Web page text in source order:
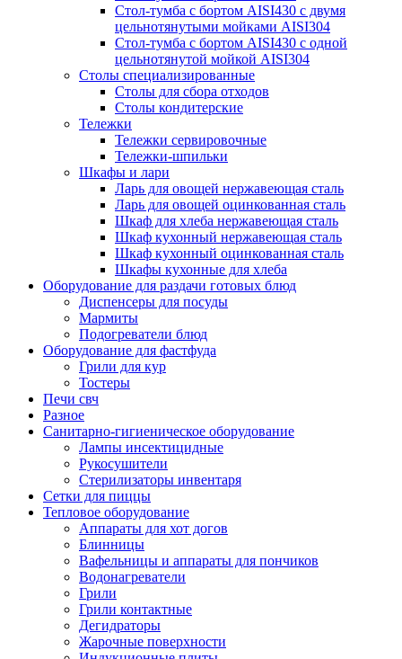
Стол-тумба с бортом AISI430 с двумя
цельнотянутыми мойками AISI304
Стол-тумба с бортом AISI430 с одной
цельнотянутой мойкой AISI304
Столы специализированные
Столы для сбора отходов
Столы кондитерские
Тележки
Тележки сервировочные
Тележки-шпильки
Шкафы и лари
Ларь для овощей нержавеющая сталь
Ларь для овощей оцинкованная сталь
Шкаф для хлеба нержавеющая сталь
Шкаф кухонный нержавеющая сталь
Шкаф кухонный оцинкованная сталь
Шкафы кухонные для хлеба
Оборудование для раздачи готовых блюд
Диспенсеры для посуды
Мармиты
Подогреватели блюд
Оборудование для фастфуда
Грили для кур
Тостеры
Печи свч
Разное
Санитарно-гигиеническое оборудование
Лампы инсектицидные
Рукосушители
Стерилизаторы инвентаря
Сетки для пиццы
Тепловое оборудование
Аппараты для хот догов
Блинницы
Вафельницы и аппараты для пончиков
Водонагреватели
Грили
Грили контактные
Дегидраторы
Жарочные поверхности